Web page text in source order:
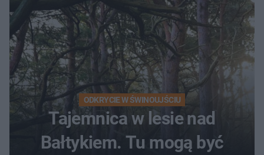
ODKRYCIE W ŚWINOUJŚCIU
Tajemnica w lesie nad
Bałtykiem. Tu mogą być